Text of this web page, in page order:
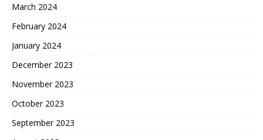
March 2024
February 2024
January 2024
December 2023
November 2023
October 2023
September 2023